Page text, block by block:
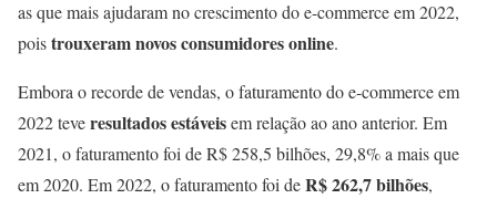
as que mais ajudaram no crescimento do e-commerce em 2022,
poistrouxeram novos consumidores online.
Embora o recorde de vendas, o faturamento do e-commerce em
2022 teveresultados estáveisem relação ao ano anterior. Em
2021, o faturamento foi de R$ 258,5 bilhões, 29,8% a mais que
em 2020. Em 2022, o faturamento foi deR$ 262,7 bilhões,